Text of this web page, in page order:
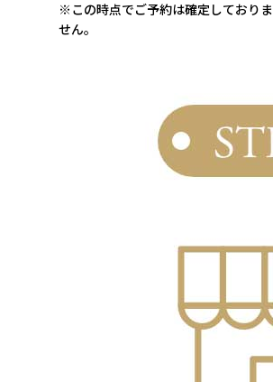
※この時点でご予約は確定しておりま
せん。